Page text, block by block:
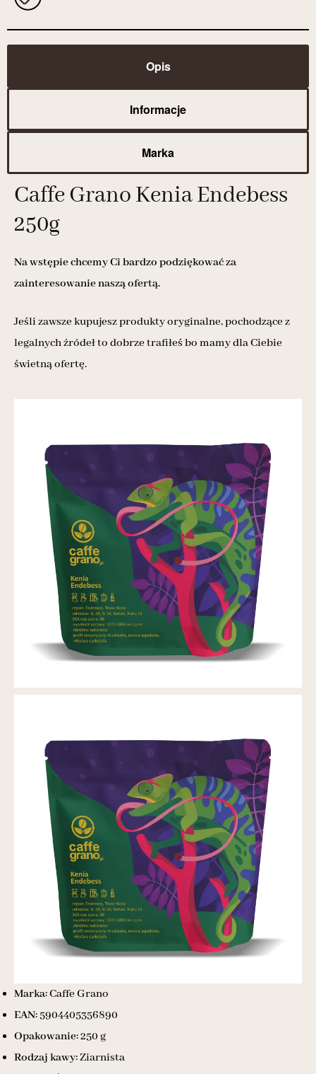
Opis
Informacje
Marka
Caffe Grano Kenia Endebess
250g
Na wstępie chcemy Ci bardzo podziękować za
zainteresowanie naszą ofertą.
Jeśli zawsze kupujesz produkty oryginalne, pochodzące z
legalnych źródeł to dobrze trafiłeś bo mamy dla Ciebie
świetną ofertę.
Marka:Caffe Grano
EAN:5904405356890
Opakowanie:250 g
Rodzaj kawy:Ziarnista